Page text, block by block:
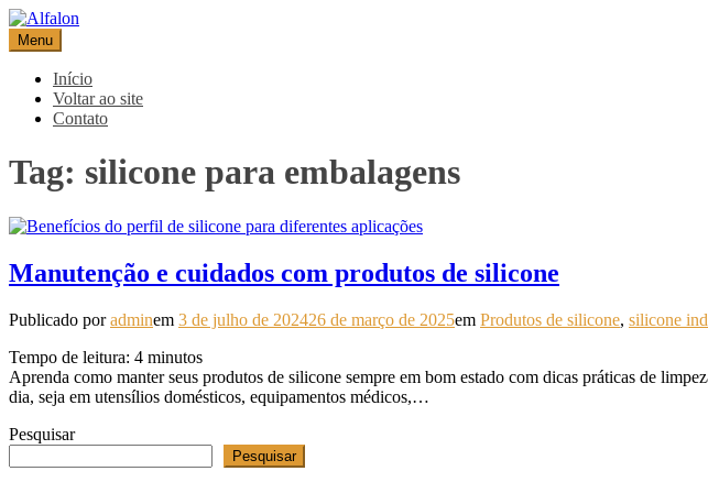
Pular
para
o
conteúdo
Alfalon
comércio e serviços pertinentes aos produtos de embalagens
Menu
Início
Voltar ao site
Contato
Tag: silicone para embalagens
Manutenção e cuidados com produtos de silicone
Publicado poradminem 3 de julho de 202426 de março de 2025em Produtos de silicone, silicone
Tempo de leitura: 4 minutos
Aprenda como manter seus produtos de silicone sempre em bom estado com dicas práticas de
dia, seja em utensílios domésticos, equipamentos médicos,…
Pesquisar
Pesquisar